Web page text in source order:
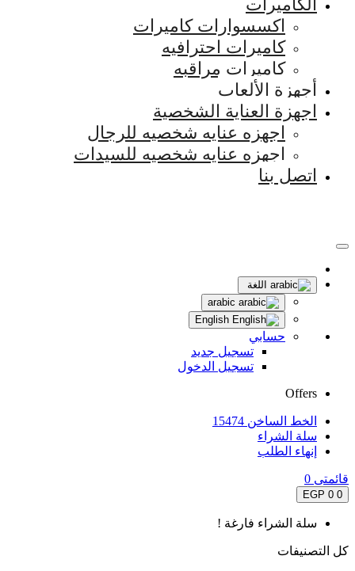
الكاميرات
اكسسوارات كاميرات
كاميرات احترافيه
كاميرات مراقبه
أجهزة الألعاب
اجهزة العناية الشخصية
اجهزه عنايه شخصيه للرجال
اجهزه عنايه شخصيه للسيدات
اتصل بنا
اللغة
حسابي
تسجيل جديد
تسجيل الدخول
Offers
الخط الساخن 15474
سلة الشراء
إنهاء الطلب
قائمتى 0
0
0 EGP
سلة الشراء فارغة !
كل التصنيفات